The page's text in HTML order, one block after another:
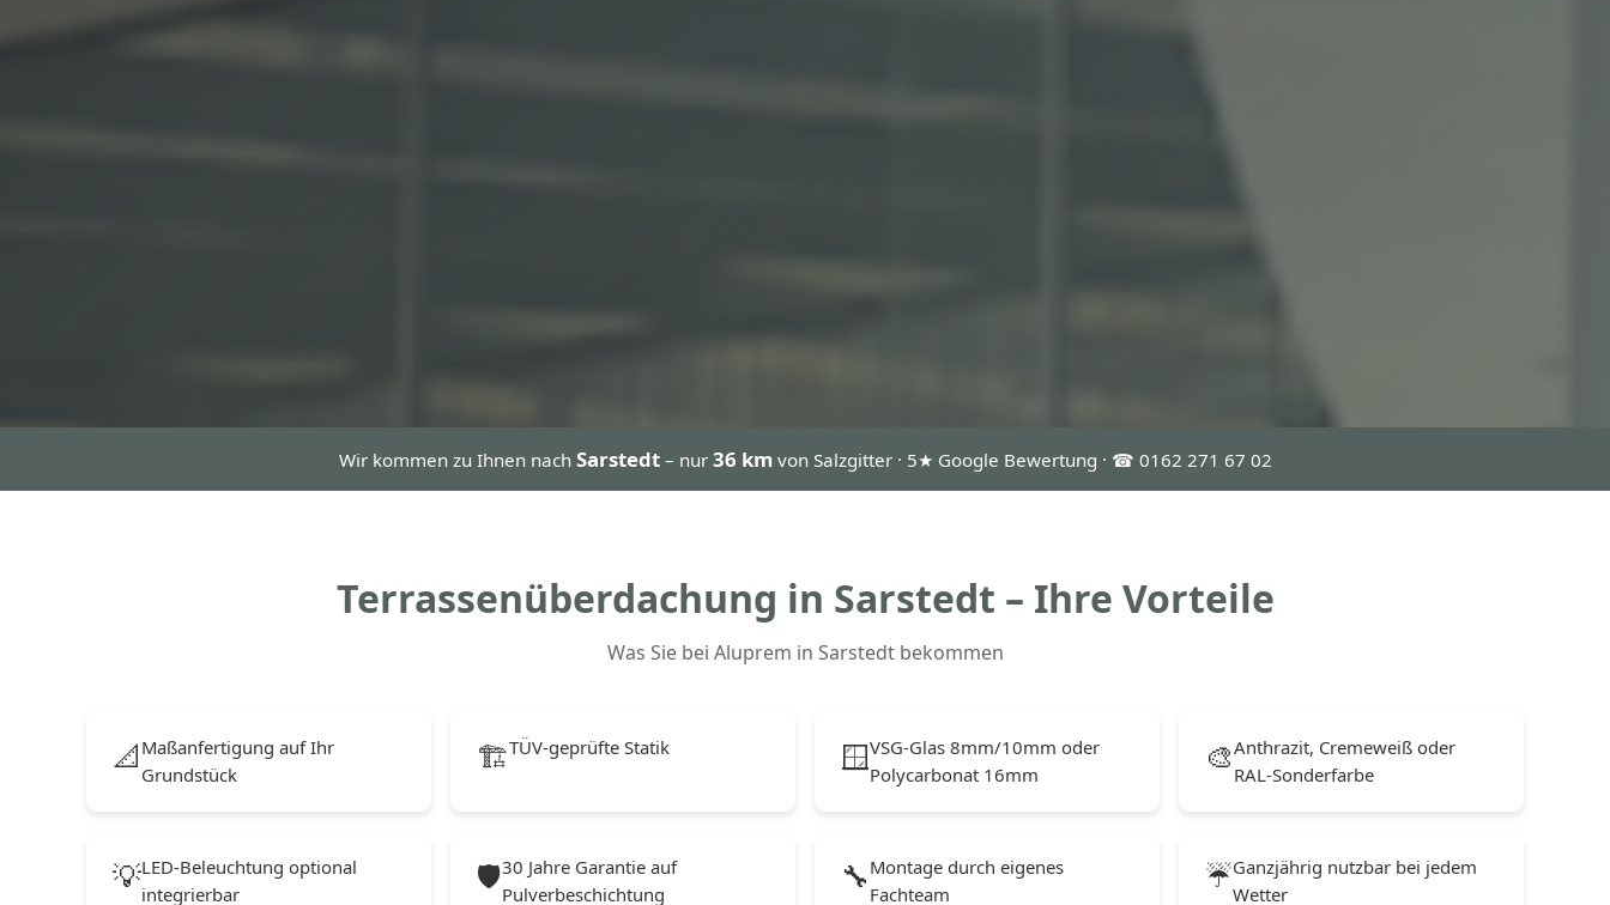
Wir kommen zu Ihnen nach Sarstedt– nur 36 kmvon Salzgitter · 5★ Google Bewertung · ☎ 0162 271 67 02
Terrassenüberdachung in Sarstedt – Ihre Vorteile
Was Sie bei Aluprem in Sarstedt bekommen
📐 Maßanfertigung auf Ihr
Grundstück
🏗️TÜV-geprüfte Statik 🪟VSG-Glas 8mm/10mm oder
Polycarbonat 16mm
🎨Anthrazit, Cremeweiß oder
RAL-Sonderfarbe
💡LED-Beleuchtung optional
integrierbar
🛡️30 Jahre Garantie auf
Pulverbeschichtung
🔧 Montage durch eigenes
Fachteam
☔Ganzjährig nutzbar bei jedem
Wetter